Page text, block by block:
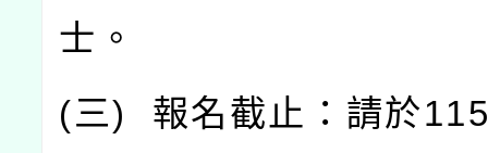
士。
(三) 報名截止：請於